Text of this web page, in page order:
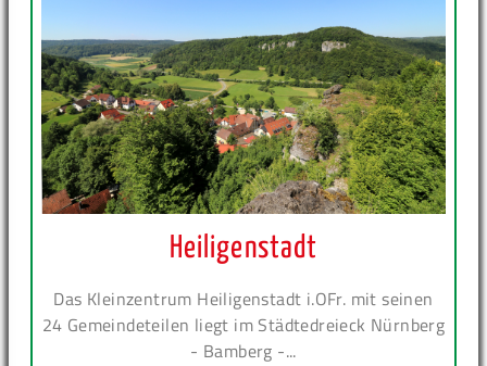
Heiligenstadt
Das Kleinzentrum Heiligenstadt i.OFr. mit seinen
24 Gemeindeteilen liegt im Städtedreieck Nürnberg
- Bamberg -...